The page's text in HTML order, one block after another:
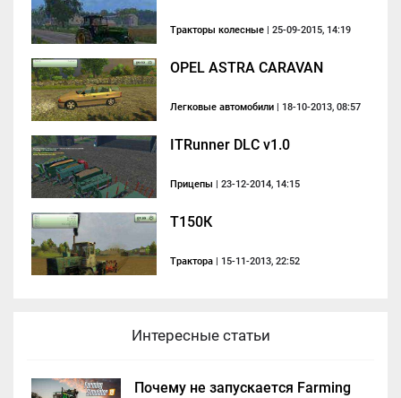
Тракторы колесные | 25-09-2015, 14:19
OPEL ASTRA CARAVAN
Легковые автомобили | 18-10-2013, 08:57
ITRunner DLC v1.0
Прицепы | 23-12-2014, 14:15
Т150К
Трактора | 15-11-2013, 22:52
Интересные статьи
Почему не запускается Farming